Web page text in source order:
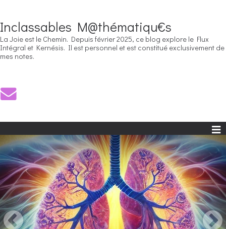
Inclassables M@thématiqu€s
La Joie est le Chemin. Depuis février 2025, ce blog explore le Flux
Intégral et Kernésis. Il est personnel et est constitué exclusivement de
mes notes.